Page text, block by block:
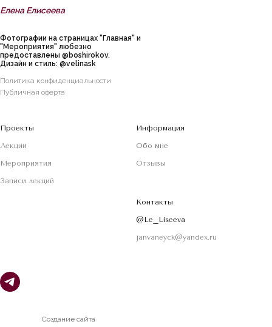
Елена Елисеева
Фотографии на страницах "Главная" и
"Мероприятия" любезно
предоставлены @boshirokov.
Дизайн и стиль: @velinask
Политика конфиденциальности
Публичная оферта
Проекты
Лекции
Мероприятия
Записи лекций
Информация
Обо мне
Отзывы
Контакты
@Le_Liseeva
janvaneyck@yandex.ru
Создание сайта